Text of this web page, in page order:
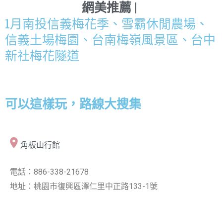
網美推薦 |
1月南投信義梅花季、雪霸休閒農場、
信義土場梅園、台南梅嶺風景區、台中
新社梅花隧道
可以這樣玩，路線大搜集
角板山行館
電話：886-338-21678
地址：桃園市復興區澤仁里中正路133-1號